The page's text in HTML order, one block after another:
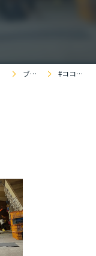
ブログ #ココペリ